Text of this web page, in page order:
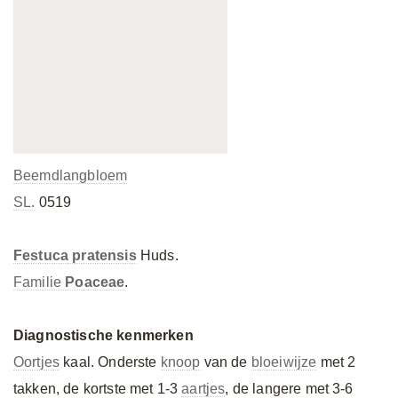
Beemdlangbloem
SL. 0519
Festuca pratensisHuds.
Familie Poaceae.
Diagnostische kenmerken
Oortjes kaal. Onderste knoop van de bloeiwijze met 2
takken, de kortste met 1-3aartjes, de langere met 3-6